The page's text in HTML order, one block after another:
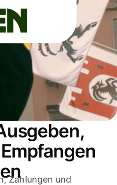
Zahlungen und